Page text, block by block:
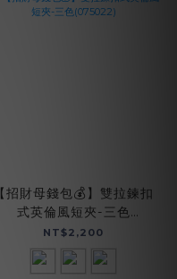
【招財母錢包💰】雙拉鍊扣
式英倫風短夾-三色
(075022)
NT$2,200